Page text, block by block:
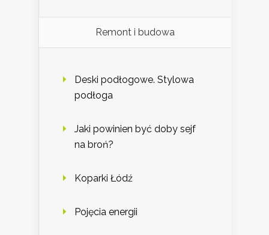
Remont i budowa
Deski podłogowe. Stylowa
podłoga
Jaki powinien być doby sejf
na broń?
Koparki Łódź
Pojęcia energii